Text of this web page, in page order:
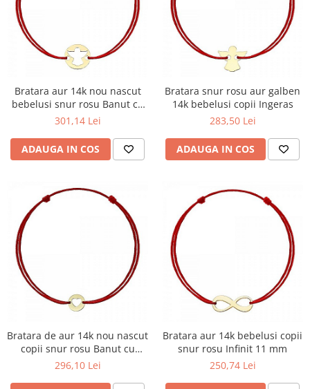
Bratara aur 14k nou nascut
bebelusi snur rosu Banut cu
ingeras
301,14 Lei
ADAUGA IN COS
Bratara snur rosu aur galben
14k bebelusi copii Ingeras
283,50 Lei
ADAUGA IN COS
Bratara de aur 14k nou nascut
copii snur rosu Banut cu
inimioara
296,10 Lei
Bratara aur 14k bebelusi copii
snur rosu Infinit 11 mm
250,74 Lei